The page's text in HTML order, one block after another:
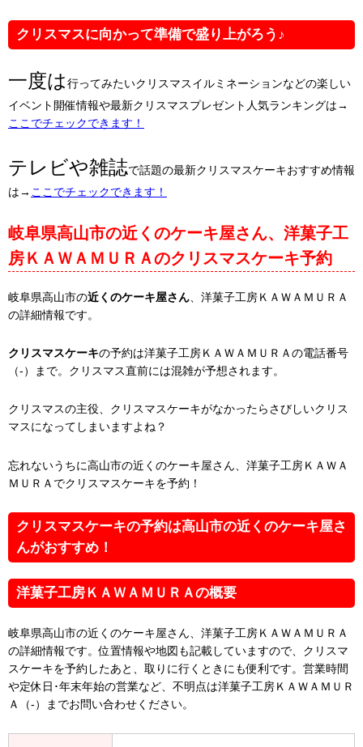
クリスマスに向かって準備で盛り上がろう♪
一度は行ってみたいクリスマスイルミネーションなどの楽しい
イベント開催情報や最新クリスマスプレゼント人気ランキングは→
ここでチェックできます！
テレビや雑誌で話題の最新クリスマスケーキおすすめ情報
は→ ここでチェックできます！
岐阜県高山市の近くのケーキ屋さん、洋菓子工
房ＫＡＷＡＭＵＲＡのクリスマスケーキ予約
岐阜県高山市の近くのケーキ屋さん 、洋菓子工房ＫＡＷＡＭＵＲＡ
の詳細情報です。
クリスマスケーキの予約は洋菓子工房ＫＡＷＡＭＵＲＡの電話番号
（-）まで。クリスマス直前には混雑が予想されます。
クリスマスの主役、クリスマスケーキがなかったらさびしいクリス
マスになってしまいますよね？
忘れないうちに高山市の近くのケーキ屋さん、洋菓子工房ＫＡＷＡ
ＭＵＲＡでクリスマスケーキを予約！
クリスマスケーキの予約は高山市の近くのケーキ屋さ
んがおすすめ！
洋菓子工房ＫＡＷＡＭＵＲＡの概要
岐阜県高山市の近くのケーキ屋さん、洋菓子工房ＫＡＷＡＭＵＲＡ
の詳細情報です。位置情報や地図も記載していますので、クリスマ
スケーキを予約したあと、取りに行くときにも便利です。営業時間
や定休日･年末年始の営業など、不明点は洋菓子工房ＫＡＷＡＭＵＲ
Ａ（-）までお問い合わせください。